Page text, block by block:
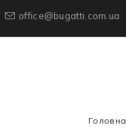
office@bugatti.com.ua
Головна